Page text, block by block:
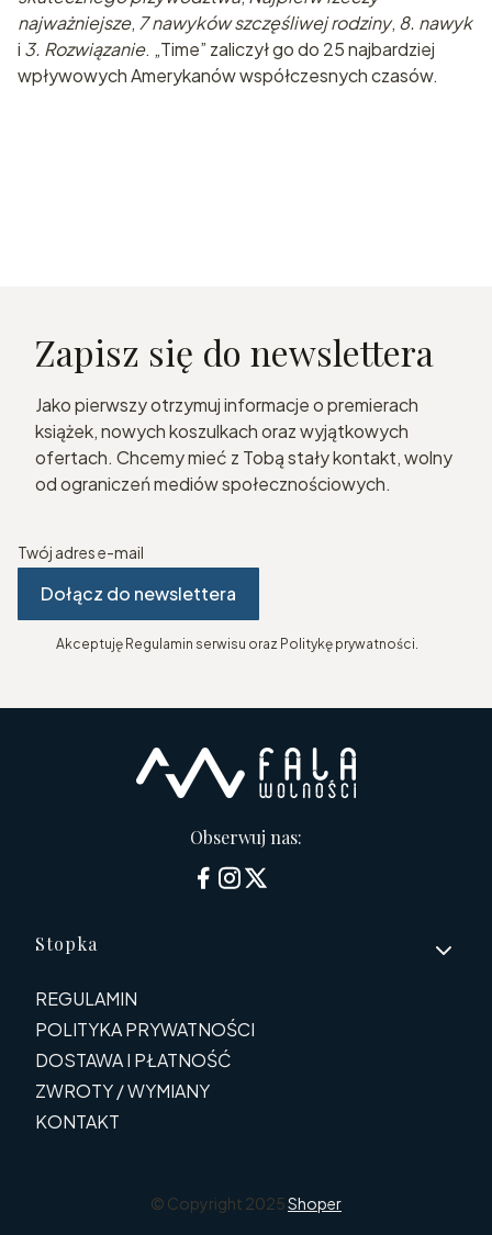
najważniejsze, 7 nawyków szczęśliwej rodziny, 8. nawyk
i 3. Rozwiązanie. „Time” zaliczył go do 25 najbardziej
wpływowych Amerykanów współczesnych czasów.
Zapisz się do newslettera
Jako pierwszy otrzymuj informacje o premierach
książek, nowych koszulkach oraz wyjątkowych
ofertach. Chcemy mieć z Tobą stały kontakt, wolny
od ograniczeń mediów społecznościowych.
Twój adres e-mail
Dołącz do newslettera
Akceptuję Regulamin serwisu oraz Politykę prywatności.
Obserwuj nas:
Linki w stopce
Stopka
REGULAMIN
POLITYKA PRYWATNOŚCI
DOSTAWA I PŁATNOŚĆ
ZWROTY / WYMIANY
KONTAKT
© Copyright 2025Shoper